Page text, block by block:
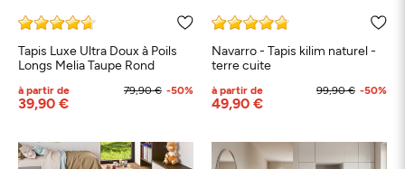
Tapis Luxe Ultra Doux à Poils
Longs Melia Taupe Rond
79,90 €
à partir de
39,90 €
-50%
Navarro - Tapis kilim naturel -
terre cuite
99,90 €
à partir de
49,90 €
-50%